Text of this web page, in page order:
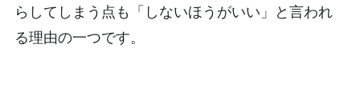
らしてしまう点も「しないほうがいい」と言われ
る理由の一つです。